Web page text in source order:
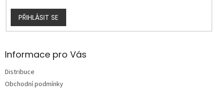
PŘIHLÁSIT SE
Informace pro Vás
Distribuce
Obchodní podmínky